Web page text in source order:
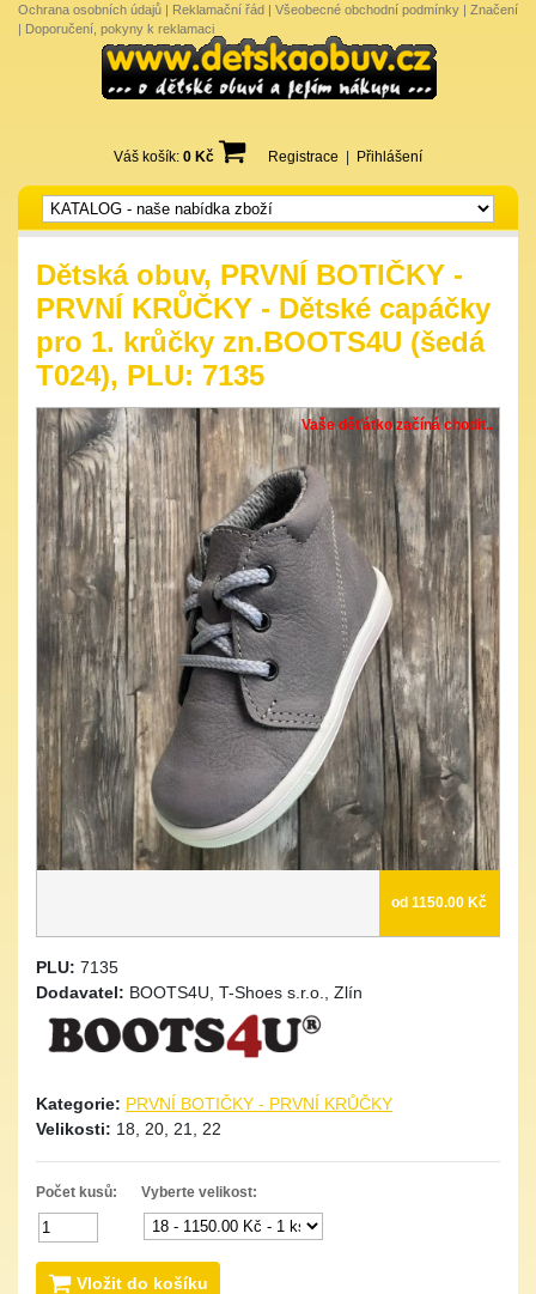
Ochrana osobních údajů | Reklamační řád | Všeobecné obchodní podmínky | Značení
| Doporučení, pokyny k reklamaci
Váš košík: 0 Kč Registrace Přihlášení
Dětská obuv, PRVNÍ BOTIČKY -
PRVNÍ KRŮČKY - Dětské capáčky
pro 1. krůčky zn.BOOTS4U (šedá
T024), PLU: 7135
Vaše děťátko začíná chodit..
od 1150.00 Kč
PLU: 7135
Dodavatel: BOOTS4U, T-Shoes s.r.o., Zlín
Kategorie: PRVNÍ BOTIČKY - PRVNÍ KRŮČKY
Velikosti: 18, 20, 21, 22
Počet kusů: Vyberte velikost:
Vložit do košíku